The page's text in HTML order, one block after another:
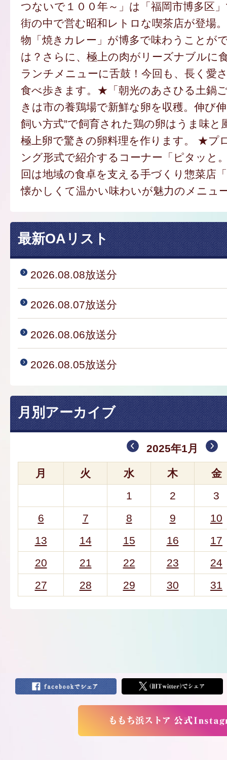
つないで１００年～」は「福岡市博多区
街の中で営む昭和レトロな喫茶店が登場
物「焼きカレー」が博多で味わうことが
は？さらに、極上の肉がリーズナブルに
ランチメニューに舌鼓！今回も、長く愛
食べ歩きます。★「朝光のあさひる土鍋
きは市の養鶏場で新鮮な卵を収穫。伸び
飼い方式”で飼育された鶏の卵はうま味と
極上卵で驚きの卵料理を作ります。 ★プ
ング形式で紹介するコーナー「ピタッと
回は地域の食卓を支える手づくり惣菜店
懐かしくて温かい味わいが魅力のメニュ
最新OAリスト
2026.08.08放送分
2026.08.07放送分
2026.08.06放送分
2026.08.05放送分
月別アーカイブ
2025年1月
月 火 水 木
金
1
2
3
6
7 8 9
10
13
14 15 16
17
20
21 22 23
24
27
28 29 30 31